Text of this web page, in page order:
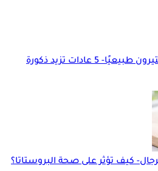
رفع هرمون التستوستيرون طبيعيًا- 5 عادات تزيد ذكورة
كيف تؤثر على صحة البروستاتا؟